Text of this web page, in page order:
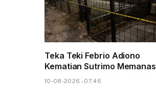
Teka Teki Febrio Adiono
Kematian Sutrimo Memanas
10-08-2026 - 07.46